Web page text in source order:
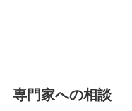
専門家への相談